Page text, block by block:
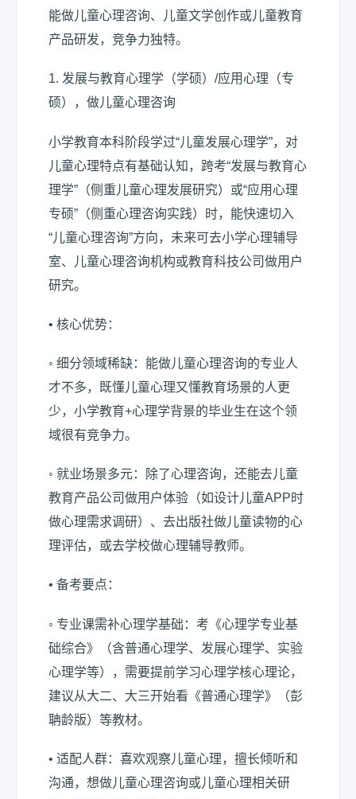
能做儿童心理咨询、儿童文学创作或儿童教育
产品研发，竞争力独特。
1. 发展与教育心理学（学硕）/应用心理（专
硕），做儿童心理咨询
小学教育本科阶段学过“儿童发展心理学”，对
儿童心理特点有基础认知，跨考“发展与教育心
理学”（侧重儿童心理发展研究）或“应用心理
专硕”（侧重心理咨询实践）时，能快速切入
“儿童心理咨询”方向，未来可去小学心理辅导
室、儿童心理咨询机构或教育科技公司做用户
研究。
• 核心优势：
◦ 细分领域稀缺：能做儿童心理咨询的专业人
才不多，既懂儿童心理又懂教育场景的人更
少，小学教育+心理学背景的毕业生在这个领
域很有竞争力。
◦ 就业场景多元：除了心理咨询，还能去儿童
教育产品公司做用户体验（如设计儿童APP时
做心理需求调研）、去出版社做儿童读物的心
理评估，或去学校做心理辅导教师。
• 备考要点：
◦ 专业课需补心理学基础：考《心理学专业基
础综合》（含普通心理学、发展心理学、实验
心理学等），需要提前学习心理学核心理论，
建议从大二、大三开始看《普通心理学》（彭
聃龄版）等教材。
• 适配人群：喜欢观察儿童心理，擅长倾听和
沟通，想做儿童心理咨询或儿童心理相关研